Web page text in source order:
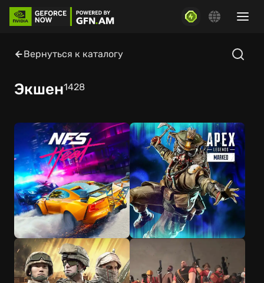
Вернуться к каталогу
Экшен1428